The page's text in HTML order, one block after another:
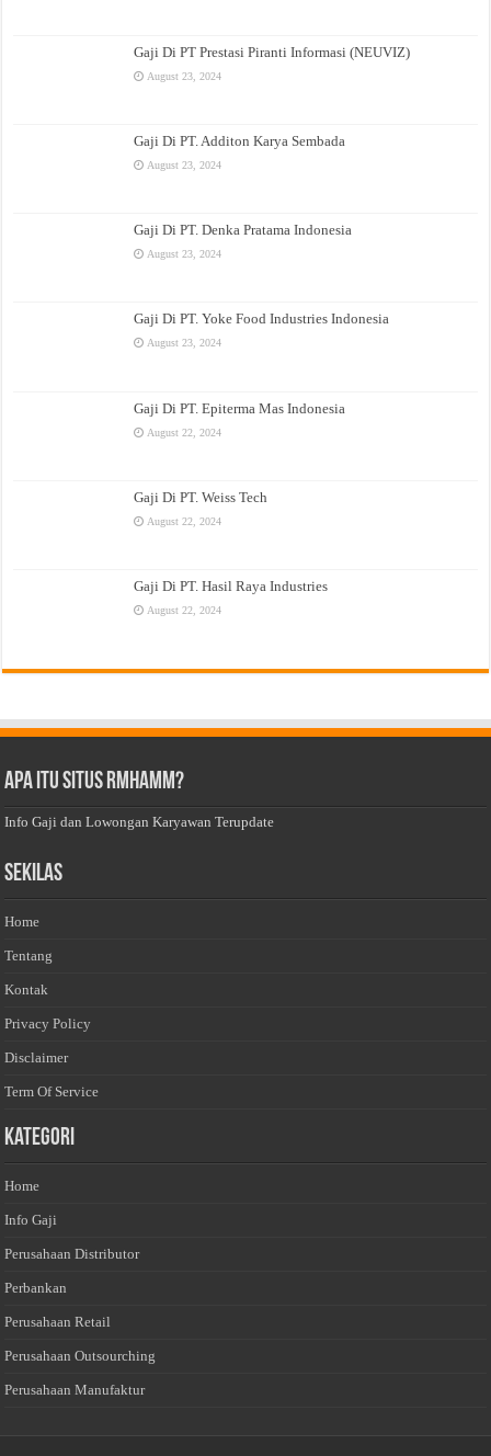
Gaji Di PT Prestasi Piranti Informasi (NEUVIZ)
August 23, 2024
Gaji Di PT. Additon Karya Sembada
August 23, 2024
Gaji Di PT. Denka Pratama Indonesia
August 23, 2024
Gaji Di PT. Yoke Food Industries Indonesia
August 23, 2024
Gaji Di PT. Epiterma Mas Indonesia
August 22, 2024
Gaji Di PT. Weiss Tech
August 22, 2024
Gaji Di PT. Hasil Raya Industries
August 22, 2024
Apa Itu Situs Rmhamm?
Info Gaji dan Lowongan Karyawan Terupdate
Sekilas
Home
Tentang
Kontak
Privacy Policy
Disclaimer
Term Of Service
Kategori
Home
Info Gaji
Perusahaan Distributor
Perbankan
Perusahaan Retail
Perusahaan Outsourching
Perusahaan Manufaktur